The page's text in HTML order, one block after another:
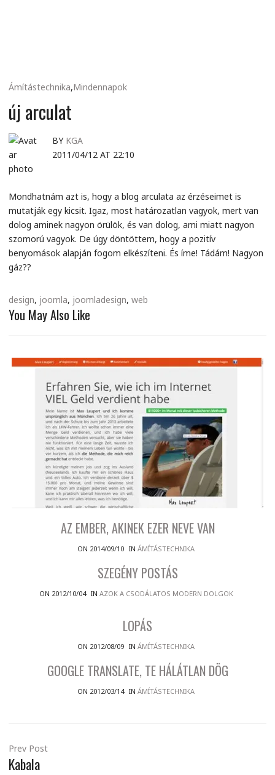
Ámítástechnika,Mindennapok
új arculat
BY KGA
2011/04/12 AT 22:10
Mondhatnám azt is, hogy a blog arculata az érzéseimet is
mutatják egy kicsit. Igaz, most határozatlan vagyok, mert van
dolog aminek nagyon örülök, és van dolog, ami miatt nagyon
szomorú vagyok. De úgy döntöttem, hogy a pozitív
benyomások alapján fogom elkészíteni. És íme! Tádám! Nagyon
gáz??
design, joomla, joomladesign, web
You May Also Like
AZ EMBER, AKINEK EZER NEVE VAN
ON 2014/09/10 IN ÁMÍTÁSTECHNIKA
SZEGÉNY POSTÁS
ON 2012/10/04 IN AZOK A CSODÁLATOS MODERN DOLGOK
LOPÁS
ON 2012/08/09 IN ÁMÍTÁSTECHNIKA
GOOGLE TRANSLATE, TE HÁLÁTLAN DÖG
ON 2012/03/14 IN ÁMÍTÁSTECHNIKA
Prev Post
Kabala